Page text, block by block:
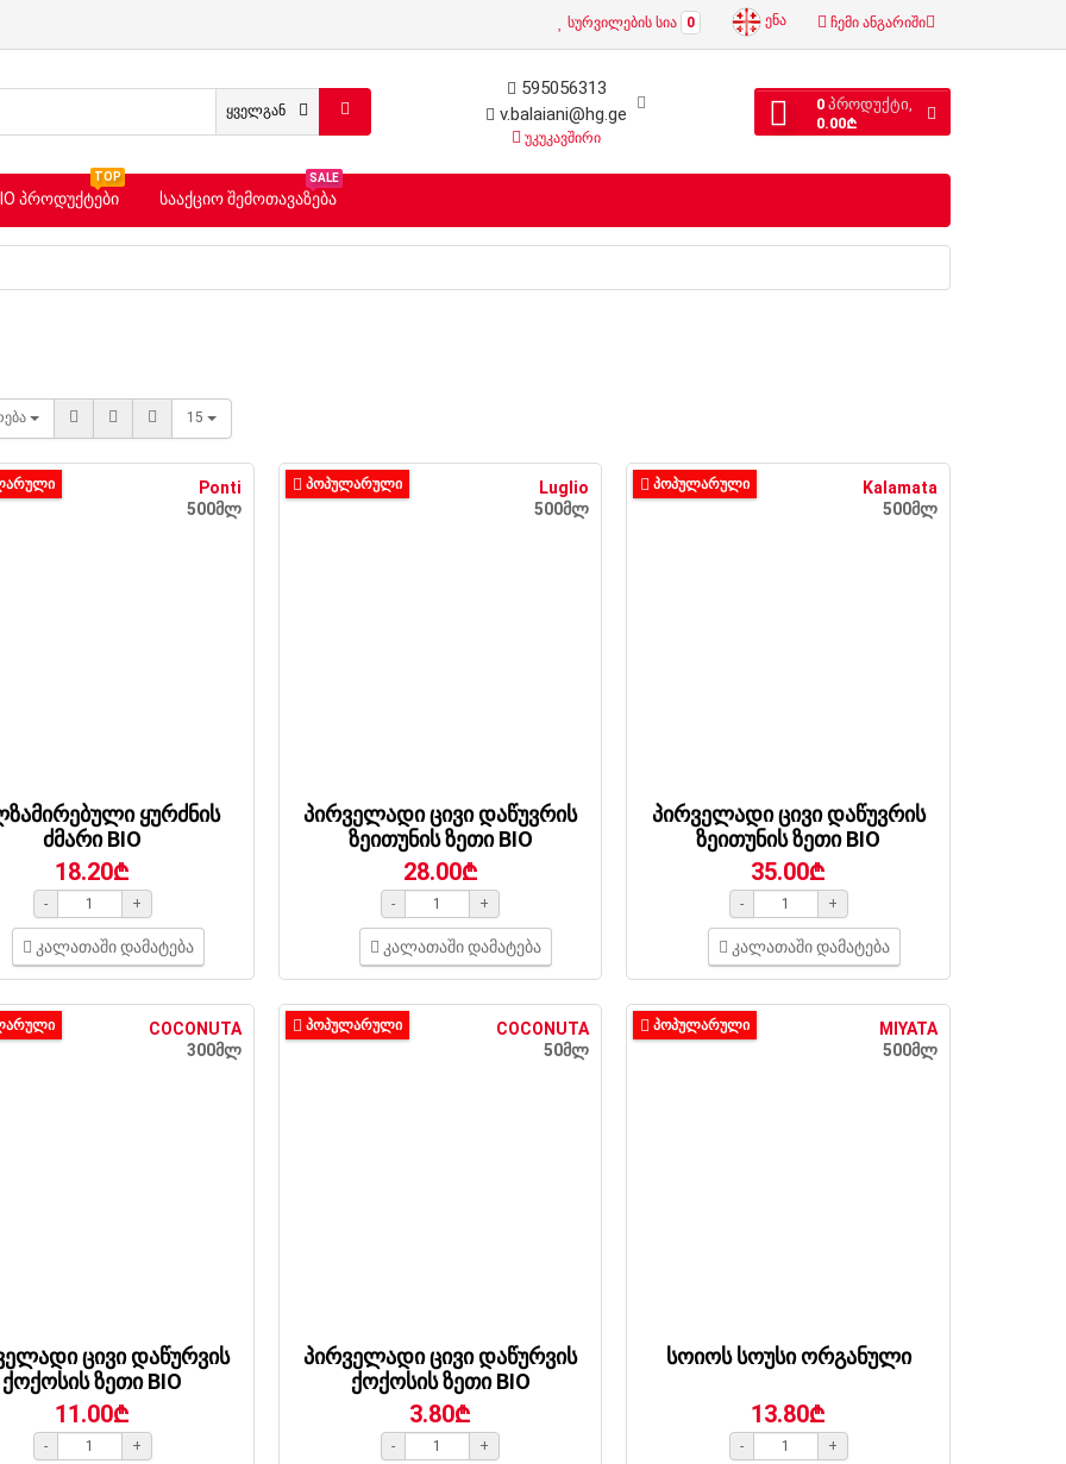
ჩემი ანგარიში
ენა
სურვილების სია 0
595056313
v.balaiani@hg.ge
უკუკავშირი
0 პროდუქტი,
0.00₾
ყველგან
TOP
ᲞᲠᲝᲓᲣᲥᲢᲔᲑᲘ
SALE
ᲡᲐᲐᲥᲪᲘᲝ ᲨᲔᲛᲝᲗᲐᲕᲐᲖᲔᲑᲐ
15
Ponti
500მლ
ყურძნის
ძმარი BIO
18.20₾
- +
კალათაში დამატება
Luglio
500მლ
ᲞᲝᲞᲣᲚᲐᲠᲣᲚᲘ
პირველადი ცივი დაწუვრის
ზეითუნის ზეთი BIO
28.00₾
- +
კალათაში დამატება
Kalamata
500მლ
ᲞᲝᲞᲣᲚᲐᲠᲣᲚᲘ
პირველადი ცივი დაწუვრის
ზეითუნის ზეთი BIO
35.00₾
- +
კალათაში დამატება
COCONUTA
300მლ
ცივი დაწურვის
ქოქოსის ზეთი BIO
11.00₾
- +
COCONUTA
50მლ
ᲞᲝᲞᲣᲚᲐᲠᲣᲚᲘ
პირველადი ცივი დაწურვის
ქოქოსის ზეთი BIO
3.80₾
- +
MIYATA
500მლ
ᲞᲝᲞᲣᲚᲐᲠᲣᲚᲘ
სოიოს სოუსი ორგანული
13.80₾
- +